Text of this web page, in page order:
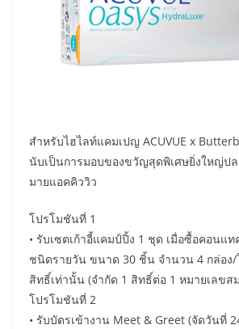
สำหรับไฮไลท์แคมเปญ ACUVUE x
นับเป็นการมอบของขวัญสุดพิเศษยิ่งใหญ่ป
มายแอคคิววิว
โปรโมชันที่ 1
• รับเซตเก้าอี้แคมป์ปิ้ง 1 ชุด เมื่อซื้อคอนแ
ชนิดรายวัน ขนาด 30 ชิ้น จำนวน 4 กล่อง/
สิทธิ์เท่านั้น (จำกัด 1 สิทธิ์ต่อ 1 หมายเลขส
โปรโมชันที่ 2
• รับบัตรเข้างาน Meet & Greet (จัดวันที่